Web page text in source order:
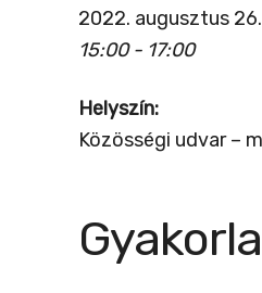
2022. augusztus
15:00 - 17:00
Helyszín:
Közösségi udvar –